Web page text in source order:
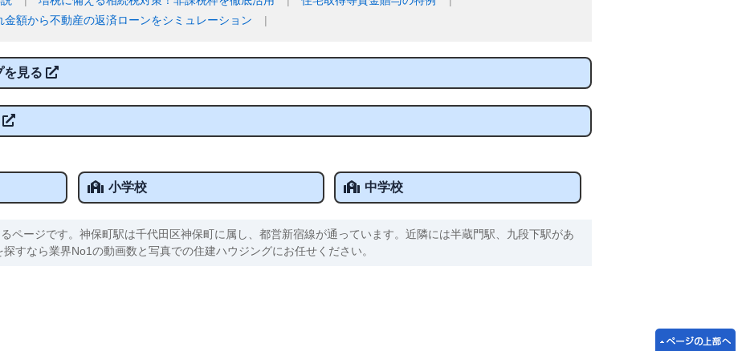
金額から不動産の返済ローンをシミュレーション
を見る
小学校 中学校
ページです。神保町駅は千代田区神保町に属し、都営新宿線が通っています。近隣には半蔵門駅、九段下駅があ
すなら業界No1の動画数と写真での住建ハウジングにお任せください。